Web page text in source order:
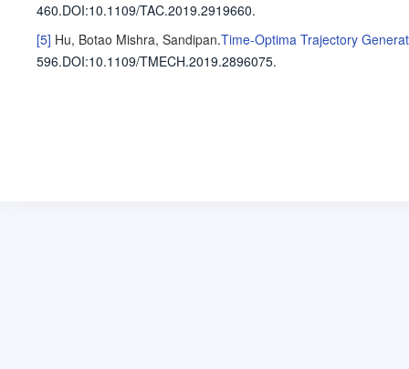
460.DOI:10.1109/TAC.2019.2919660.
[5] Hu, Botao Mishra, Sandipan.Time-Optima Trajectory
596.DOI:10.1109/TMECH.2019.2896075.